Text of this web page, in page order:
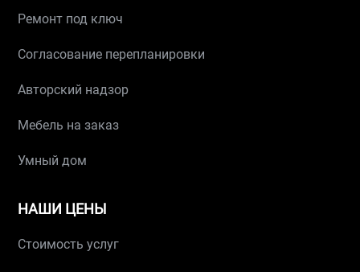
Ремонт под ключ
Согласование перепланировки
Авторский надзор
Мебель на заказ
Умный дом
НАШИ ЦЕНЫ
Стоимость услуг